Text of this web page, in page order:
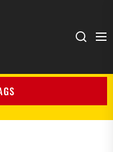
Search